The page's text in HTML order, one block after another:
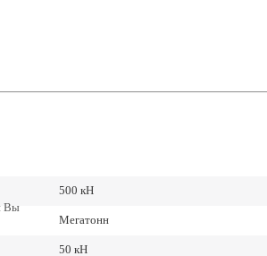
Вы
500 кН
Мегатонн
50 кН